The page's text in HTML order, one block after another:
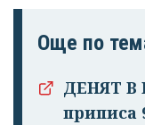
Още по
ДЕНЯТ В
приписа